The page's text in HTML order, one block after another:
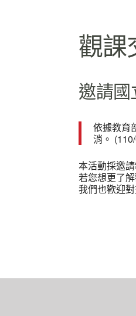
觀課
邀請國
依據教育
消。
本活動採邀
若您想更了
我們也歡迎